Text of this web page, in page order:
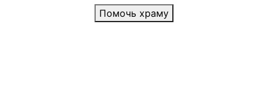
Помочь храму